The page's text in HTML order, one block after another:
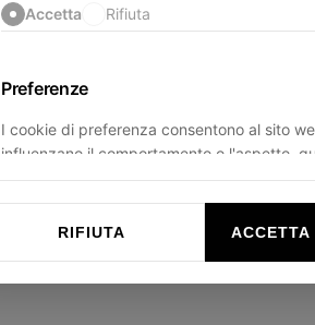
Accetta Rifiuta
Preferenze
I cookie di preferenza consentono al sito
influenzano il comportamento o l'aspetto,
trovi.
RIFIUTA